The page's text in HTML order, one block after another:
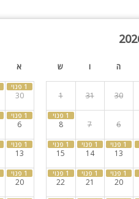
ה ו ש
30
31
1
6
7
8
13
14
15
20
21
22
א
30
6
13
20